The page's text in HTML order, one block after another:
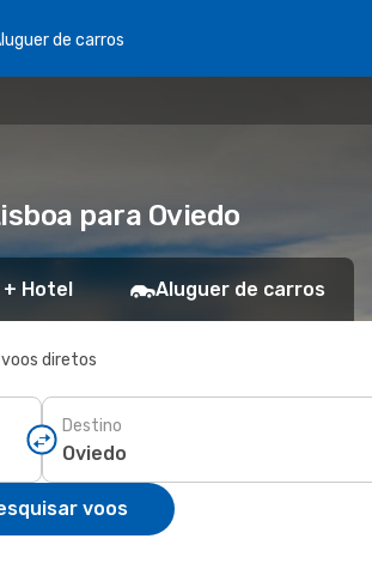
de carros
para Oviedo
+ Hotel Aluguer de carros
diretos
Destino
voos